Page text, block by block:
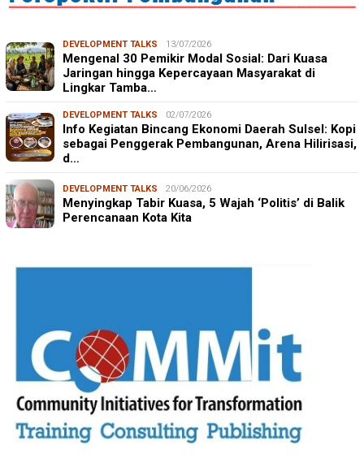
DEVELOPMENT TALKS 13/07/2026
Mengenal 30 Pemikir Modal Sosial: Dari Kuasa
Jaringan hingga Kepercayaan Masyarakat di
Lingkar Tamba…
DEVELOPMENT TALKS 02/07/2026
Info Kegiatan Bincang Ekonomi Daerah Sulsel: Kopi
sebagai Penggerak Pembangunan, Arena Hilirisasi,
d…
DEVELOPMENT TALKS 20/06/2026
Menyingkap Tabir Kuasa, 5 Wajah ‘Politis’ di Balik
Perencanaan Kota Kita